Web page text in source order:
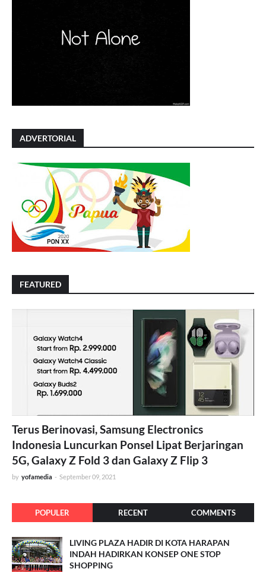
ADVERTORIAL
FEATURED
Terus Berinovasi, Samsung Electronics
Indonesia Luncurkan Ponsel Lipat Berjaringan
5G, Galaxy Z Fold 3 dan Galaxy Z Flip 3
by yofamedia - September 09, 2021
POPULER RECENT COMMENTS
LIVING PLAZA HADIR DI KOTA HARAPAN
INDAH HADIRKAN KONSEP ONE STOP
SHOPPING